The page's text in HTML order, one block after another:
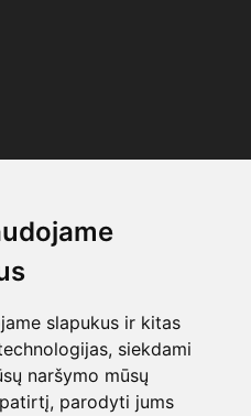
slapukus ir kitas
siekdami
naršymo mūsų
parodyti jums